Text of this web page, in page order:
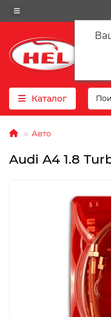
Каталог
Авто
Audi A4 1.8